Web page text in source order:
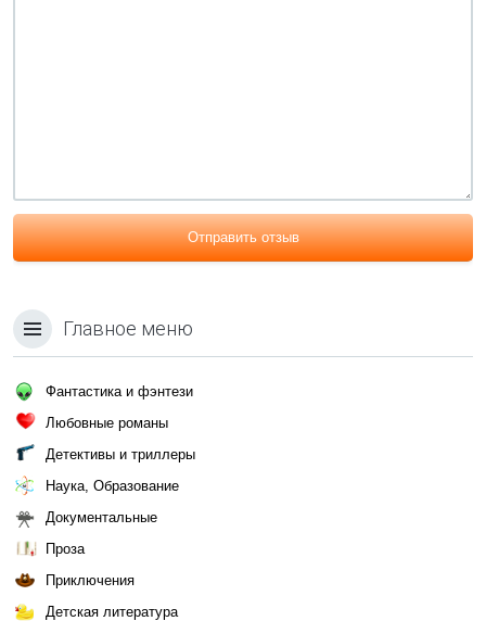
Отправить отзыв
Главное меню
Фантастика и фэнтези
Любовные романы
Детективы и триллеры
Наука, Образование
Документальные
Проза
Приключения
Детская литература